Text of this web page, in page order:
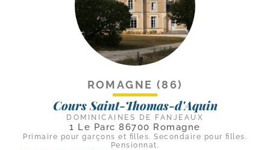
ROMAGNE (86)
Cours Saint-Thomas-d'Aquin
DOMINICAINES DE FANJEAUX
1 Le Parc 86700 Romagne
Primaire pour garçons et filles. Secondaire pour filles.
Pensionnat.